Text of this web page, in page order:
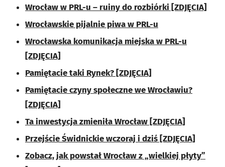
Wrocław w PRL-u – ruiny do rozbiórki [ZDJĘCIA]
Wrocławskie pijalnie piwa w PRL-u
Wrocławska komunikacja miejska w PRL-u
[ZDJĘCIA]
Pamiętacie taki Rynek? [ZDJĘCIA]
Pamiętacie czyny społeczne we Wrocławiu?
[ZDJĘCIA]
Ta inwestycja zmieniła Wrocław [ZDJĘCIA]
Przejście Świdnickie wczoraj i dziś [ZDJĘCIA]
Zobacz, jak powstał Wrocław z „wielkiej płyty”